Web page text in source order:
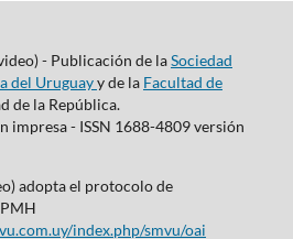
- Publicación de laSociedad
del Uruguayy de la Facultad de
de la República.
impresa - ISSN 1688-4809 versión
adopta el protocolo de
index.php/smvu/oai